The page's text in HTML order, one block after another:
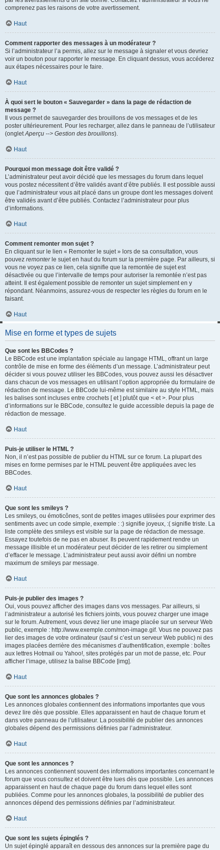
comprenez pas les raisons de votre avertissement.
Haut
Comment rapporter des messages à un modérateur ?
Si l’administrateur l’a permis, allez sur le message à signaler et vous devriez
voir un bouton pour rapporter le message. En cliquant dessus, vous accéderez
aux étapes nécessaires pour le faire.
Haut
À quoi sert le bouton « Sauvegarder » dans la page de rédaction de
message ?
Il vous permet de sauvegarder des brouillons de vos messages et de les
poster ultérieurement. Pour les recharger, allez dans le panneau de l’utilisateur
(ongletAperçu --> Gestion des brouillons).
Haut
Pourquoi mon message doit être validé ?
L’administrateur peut avoir décidé que les messages du forum dans lequel
vous postez nécessitent d’être validés avant d’être publiés. Il est possible aussi
que l’administrateur vous ait placé dans un groupe dont les messages doivent
être validés avant d’être publiés. Contactez l’administrateur pour plus
d’informations.
Haut
Comment remonter mon sujet ?
En cliquant sur le lien « Remonter le sujet » lors de sa consultation, vous
pouvez remonterle sujet en haut du forum sur la première page. Par ailleurs, si
vous ne voyez pas ce lien, cela signifie que la remontée de sujet est
désactivée ou que l’intervalle de temps pour autoriser la remontée n’est pas
atteint. Il est également possible de remonter un sujet simplement en y
répondant. Néanmoins, assurez-vous de respecter les règles du forum en le
faisant.
Haut
Mise en forme et types de sujets
Que sont les BBCodes ?
Le BBCode est une implantation spéciale au langage HTML, offrant un large
contrôle de mise en forme des éléments d’un message. L’administrateur peut
décider si vous pouvez utiliser les BBCodes, vous pouvez aussi les désactiver
dans chacun de vos messages en utilisant l’option appropriée du formulaire de
rédaction de message. Le BBCode lui-même est similaire au style HTML, mais
les balises sont incluses entre crochets [ et ] plutôt que < et >. Pour plus
d’informations sur le BBCode, consultez le guide accessible depuis la page de
rédaction de message.
Haut
Puis-je utiliser le HTML ?
Non, il n’est pas possible de publier du HTML sur ce forum. La plupart des
mises en forme permises par le HTML peuvent être appliquées avec les
BBCodes.
Haut
Que sont les smileys ?
Les smileys, ou émoticônes, sont de petites images utilisées pour exprimer des
sentiments avec un code simple, exemple : :) signifie joyeux, :( signifie triste. La
liste complète des smileys est visible sur la page de rédaction de message.
Essayez toutefois de ne pas en abuser. Ils peuvent rapidement rendre un
message illisible et un modérateur peut décider de les retirer ou simplement
d’effacer le message. L’administrateur peut aussi avoir défini un nombre
maximum de smileys par message.
Haut
Puis-je publier des images ?
Oui, vous pouvez afficher des images dans vos messages. Par ailleurs, si
l’administrateur a autorisé les fichiers joints, vous pouvez charger une image
sur le forum. Autrement, vous devez lier une image placée sur un serveur Web
public, exemple : http://www.exemple.com/mon-image.gif. Vous ne pouvez pas
lier des images de votre ordinateur (sauf si c’est un serveur Web public) ni des
images placées derrière des mécanismes d’authentification, exemple : boîtes
aux lettres Hotmail ou Yahoo!, sites protégés par un mot de passe, etc. Pour
afficher l’image, utilisez la balise BBCode [img].
Haut
Que sont les annonces globales ?
Les annonces globales contiennent des informations importantes que vous
devez lire dès que possible. Elles apparaissent en haut de chaque forum et
dans votre panneau de l’utilisateur. La possibilité de publier des annonces
globales dépend des permissions définies par l’administrateur.
Haut
Que sont les annonces ?
Les annonces contiennent souvent des informations importantes concernant le
forum que vous consultez et doivent être lues dès que possible. Les annonces
apparaissent en haut de chaque page du forum dans lequel elles sont
publiées. Comme pour les annonces globales, la possibilité de publier des
annonces dépend des permissions définies par l’administrateur.
Haut
Que sont les sujets épinglés ?
Un sujet épinglé apparaît en dessous des annonces sur la première page du